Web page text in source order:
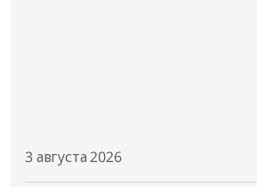
3 августа 2026